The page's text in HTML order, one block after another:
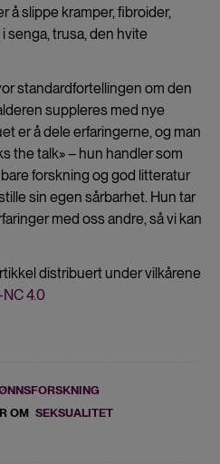
å slippe kramper, fibroider,
senga, trusa, den hvite
standardfortellingen om den
suppleres med nye
er å dele erfaringerne, og man
the talk» – hun handler som
forskning og god litteratur
sin egen sårbarhet. Hun tar
med oss andre, så vi kan
distribuert under vilkårene
4.0
OM SEKSUALITET